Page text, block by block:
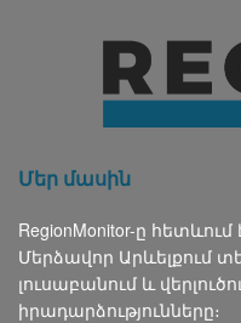
Մեր մասին
RegionMonitor-ը
Մերձավոր Արևելքում
լուսաբանում և
իրադարձությունները։